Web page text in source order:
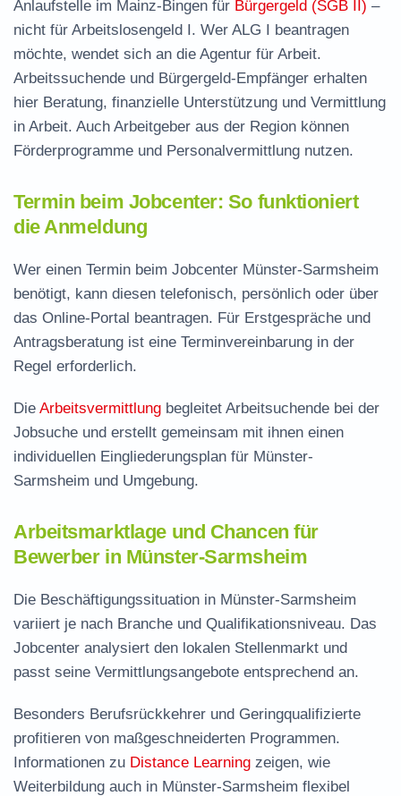
Anlaufstelle im Mainz-Bingen für Bürgergeld (SGB II) –
nicht für Arbeitslosengeld I. Wer ALG I beantragen
möchte, wendet sich an die Agentur für Arbeit.
Arbeitssuchende und Bürgergeld-Empfänger erhalten
hier Beratung, finanzielle Unterstützung und Vermittlung
in Arbeit. Auch Arbeitgeber aus der Region können
Förderprogramme und Personalvermittlung nutzen.
Termin beim Jobcenter: So funktioniert
die Anmeldung
Wer einen Termin beim Jobcenter Münster-Sarmsheim
benötigt, kann diesen telefonisch, persönlich oder über
das Online-Portal beantragen. Für Erstgespräche und
Antragsberatung ist eine Terminvereinbarung in der
Regel erforderlich.
Die Arbeitsvermittlung begleitet Arbeitsuchende bei der
Jobsuche und erstellt gemeinsam mit ihnen einen
individuellen Eingliederungsplan für Münster-
Sarmsheim und Umgebung.
Arbeitsmarktlage und Chancen für
Bewerber in Münster-Sarmsheim
Die Beschäftigungssituation in Münster-Sarmsheim
variiert je nach Branche und Qualifikationsniveau. Das
Jobcenter analysiert den lokalen Stellenmarkt und
passt seine Vermittlungsangebote entsprechend an.
Besonders Berufsrückkehrer und Geringqualifizierte
profitieren von maßgeschneiderten Programmen.
Informationen zu Distance Learning zeigen, wie
Weiterbildung auch in Münster-Sarmsheim flexibel